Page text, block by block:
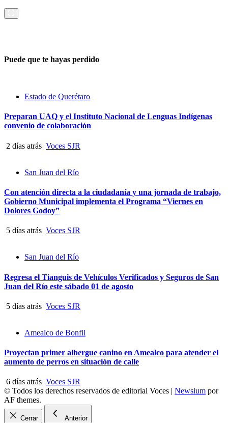
Puede que te hayas perdido
Estado de Querétaro
Preparan UAQ y el Instituto Nacional de Lenguas Indígenas
convenio de colaboración
2 días atrás Voces SJR
San Juan del Río
Con atención directa a la ciudadanía y una jornada de trabajo,
Gobierno Municipal implementa el Programa “Viernes en
Dolores Godoy”
5 días atrás Voces SJR
San Juan del Río
Regresa el Tianguis de Vehículos Verificados y Seguros de San
Juan del Río este sábado 01 de agosto
5 días atrás Voces SJR
Amealco de Bonfil
Proyectan primer albergue canino en Amealco para atender el
aumento de perros en situación de calle
6 días atrás Voces SJR
© Todos los derechos reservados de editorial Voces | Newsium por
AF themes.
Cerrar Anterior